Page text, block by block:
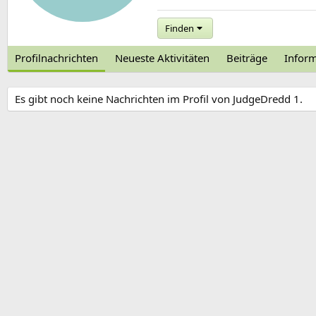
Finden
Profilnachrichten Neueste Aktivitäten Beiträge
Es gibt noch keine Nachrichten im Profil von JudgeDredd 1.